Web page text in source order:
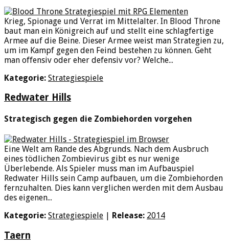
Krieg, Spionage und Verrat im Mittelalter. In Blood Throne
baut man ein Königreich auf und stellt eine schlagfertige
Armee auf die Beine. Dieser Armee weist man Strategien zu,
um im Kampf gegen den Feind bestehen zu können. Geht
man offensiv oder eher defensiv vor? Welche...
Kategorie: Strategiespiele
Redwater Hills
Strategisch gegen die Zombiehorden vorgehen
Eine Welt am Rande des Abgrunds. Nach dem Ausbruch
eines tödlichen Zombievirus gibt es nur wenige
Überlebende. Als Spieler muss man im Aufbauspiel
Redwater Hills sein Camp aufbauen, um die Zombiehorden
fernzuhalten. Dies kann verglichen werden mit dem Ausbau
des eigenen...
Kategorie: Strategiespiele | Release: 2014
Taern